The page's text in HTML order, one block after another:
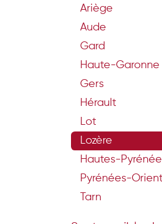
Ariège
Aude
Gard
Haute-Garonne
Gers
Hérault
Lot
Lozère
Hautes-
Pyrénées-
Tarn